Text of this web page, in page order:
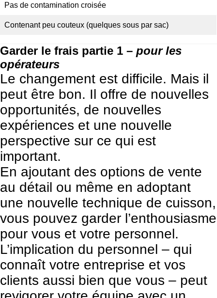
Pas de contamination croisée
Contenant peu couteux (quelques sous par sac)
Garder le frais partie 1 – pour les
opérateurs
Le changement est difficile. Mais il
peut être bon. Il offre de nouvelles
opportunités, de nouvelles
expériences et une nouvelle
perspective sur ce qui est
important.
En ajoutant des options de vente
au détail ou même en adoptant
une nouvelle technique de cuisson,
vous pouvez garder l’enthousiasme
pour vous et votre personnel.
L’implication du personnel – qui
connaît votre entreprise et vos
clients aussi bien que vous – peut